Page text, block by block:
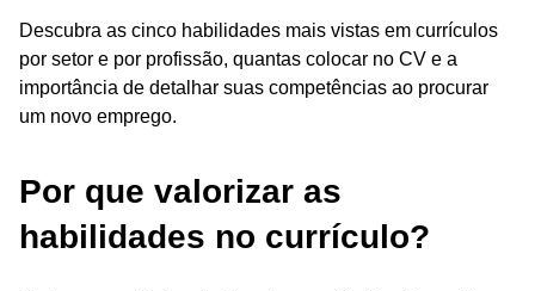
Descubra as cinco habilidades mais vistas em currículos
por setor e por profissão, quantas colocar no CV e a
importância de detalhar suas competências ao procurar
um novo emprego.
Por que valorizar as
habilidades no currículo?